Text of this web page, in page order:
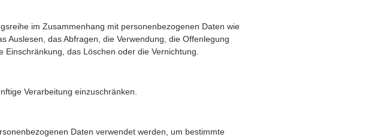
im Zusammenhang mit personenbezogenen Daten wie
Auslesen, das Abfragen, die Verwendung, die Offenlegung
das Löschen oder die Vernichtung.
Verarbeitung einzuschränken.
Daten verwendet werden, um bestimmte